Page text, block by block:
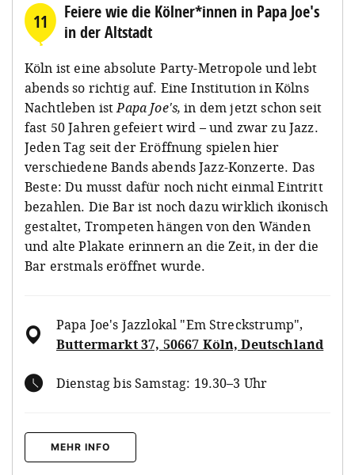
11
Feiere wie die Kölner*innen in Papa Joe's
in der Altstadt
Köln ist eine absolute Party-Metropole und lebt
abends so richtig auf. Eine Institution in Kölns
Nachtleben istPapa Joe's, in dem jetzt schon seit
fast 50 Jahren gefeiert wird – und zwar zu Jazz.
Jeden Tag seit der Eröffnung spielen hier
verschiedene Bands abends Jazz-Konzerte. Das
Beste: Du musst dafür noch nicht einmal Eintritt
bezahlen. Die Bar ist noch dazu wirklich ikonisch
gestaltet, Trompeten hängen von den Wänden
und alte Plakate erinnern an die Zeit, in der die
Bar erstmals eröffnet wurde.
Papa Joe's Jazzlokal "Em Streckstrump",
Buttermarkt 37, 50667 Köln, Deutschland
Dienstag bis Samstag: 19.30–3 Uhr
MEHR INFO